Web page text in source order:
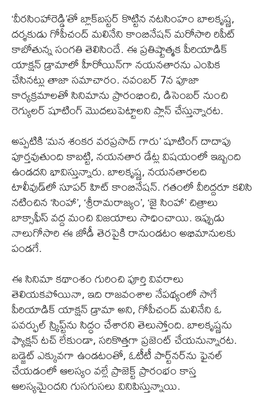
‘వీరసింహారెడ్డి’తో బ్లాక్‌బస్టర్ కొట్టిన నటసింహం బాలకృష్ణ,
దర్శకుడు గోపీచంద్ మలినేని కాంబినేషన్ మరోసారి రిపీట్
కాబోతున్న సంగతి తెలిసిందే. ఈ ప్రతిష్టాత్మక పీరియాడిక్
యాక్షన్ డ్రామాలో హీరోయిన్‌గా నయనతారను ఎంపిక
చేసినట్లు తాజా సమాచారం. నవంబర్ 7న పూజా
కార్యక్రమాలతో సినిమాను ప్రారంభించి, డిసెంబర్ నుంచి
రెగ్యులర్ షూటింగ్ మొదలుపెట్టాలని ప్లాన్ చేస్తున్నారట.
అప్పటికి ‘మన శంకర వరప్రసాద్ గారు’ షూటింగ్ దాదాపు
పూర్తవుతుంది కాబట్టి, నయనతార డేట్ల విషయంలో ఇబ్బంది
ఉండదని భావిస్తున్నారు. బాలకృష్ణ, నయనతారలది
టాలీవుడ్‌లో సూపర్ హిట్ కాంబినేషన్. గతంలో వీరిద్దరూ కలిసి
నటించిన ‘సింహా’, ‘శ్రీరామరాజ్యం’, ‘జై సింహా’ చిత్రాలు
బాక్సాఫీస్ వద్ద మంచి విజయాలు సాధించాయి. ఇప్పుడు
నాలుగోసారి ఈ జోడీ తెరపైకి రానుండటం అభిమానులకు
పండగే.
ఈ సినిమా కథాంశం గురించి పూర్తి వివరాలు
తెలియకపోయినా, ఇది రాజవంశాల నేపథ్యంలో సాగే
పీరియాడిక్ యాక్షన్ డ్రామా అని, గోపీచంద్ మలినేని ఓ
పవర్ఫుల్ స్క్రిప్ట్‌ను సిద్ధం చేశారని తెలుస్తోంది. బాలకృష్ణను
ఫ్యాక్షన్ టచ్ లేకుండా, సరికొత్తగా ప్రజెంట్ చేయనున్నారట.
బడ్జెట్ ఎక్కువగా ఉండటంతో, ఓటీటీ పార్ట్‌నర్‌ను ఫైనల్
చేయడంలో ఆలస్యం వల్లే ప్రాజెక్ట్ ప్రారంభం కాస్త
ఆలస్యమైందని గుసగుసలు వినిపిస్తున్నాయి.